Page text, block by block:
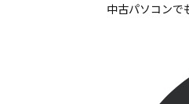
中古パソコンで